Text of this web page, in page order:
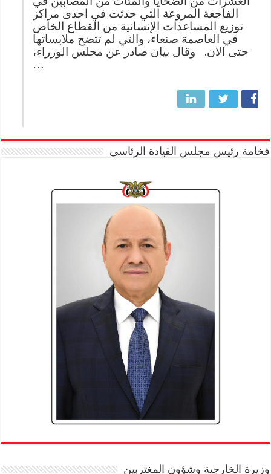
الفاجعة المروعة التي حدثت في احدى مراكز
توزيع المساعدات الإنسانية من القطاع الخاص
في العاصمة صنعاء، والتي لم تتضح ملابساتها
حتى الان. وقال بيان صادر عن مجلس الوزراء،
…
فخامة رئيس مجلس القيادة الرئاسي
وزيرة الخارجية وشؤون المغتربين